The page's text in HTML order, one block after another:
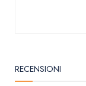
RECENSIONI